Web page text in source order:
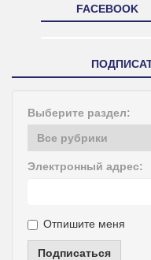
FACEBOOK
Выберите раздел:
Электронный адрес:
Отпишите меня
Подписаться